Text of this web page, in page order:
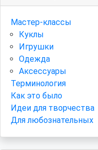
Мастер-классы
Куклы
Игрушки
Одежда
Аксессуары
Терминология
Как это было
Идеи для творчества
Для любознательных